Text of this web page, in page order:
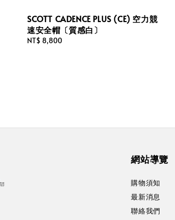
SCOTT CADENCE PLUS (CE) 空力競
速安全帽〔質感白〕
Regular
NT$ 8,800
網站導覽
購物須知
最新消息
聯絡我們